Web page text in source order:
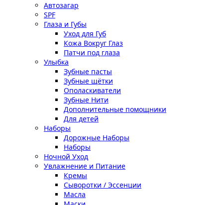
Автозагар
SPF
Глаза и Губы
Уход для Губ
Кожа Вокруг Глаз
Патчи под глаза
Улыбка
Зубные пасты
Зубные щётки
Ополаскиватели
Зубные Нити
Дополнительные помощники
Для детей
Наборы
Дорожные Наборы
Наборы
Ночной Уход
Увлажнение и Питание
Кремы
Сыворотки / Эссенции
Масла